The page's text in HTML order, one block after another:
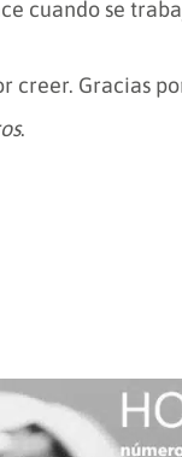
cuando se
creer. Gracias
.